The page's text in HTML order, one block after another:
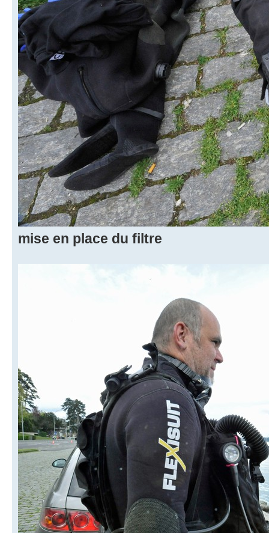
mise en place du filtre